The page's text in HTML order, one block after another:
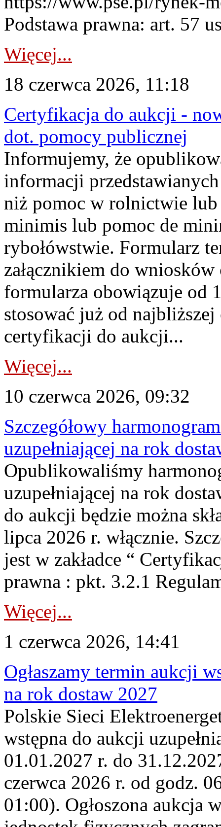
Podstawa prawna: art. 57
Więcej...
18 czerwca 2026, 11:18
Certyfikacja do aukcji -
dot. pomocy publicznej
Informujemy, że
informacji
niż pomoc w rolnictwie lub
minimis lub pomoc de
rybołówstwie. Formularz
załącznikiem do
formularza obowiązuje od
stosować już od
certyfikacji do aukcji...
Więcej...
10 czerwca 2026, 09:32
Szczegółowy
uzupełniającej na rok
Opublikowaliśmy
uzupełniającej na rok
do aukcji będzie można
lipca 2026 r. włącznie.
jest w zakładce “
prawna : pkt. 3.2.1
Więcej...
1 czerwca 2026, 14:41
Ogłaszamy termin aukcji
na rok dostaw 2027
Polskie Sieci
wstępna do aukcji
01.01.2027 r. do
czerwca 2026 r. od godz.
01:00). Ogłoszona aukcja